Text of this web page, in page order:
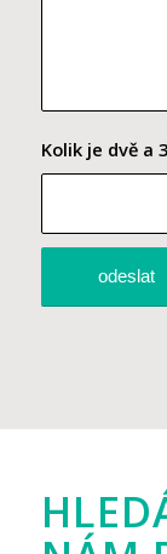
Kolik je dvě a